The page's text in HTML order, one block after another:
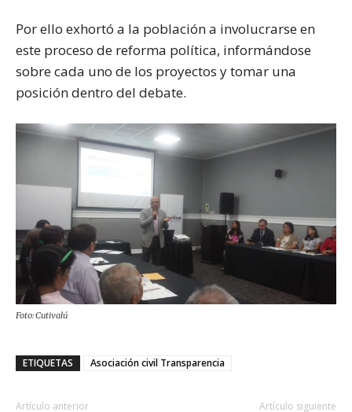
Por ello exhortó a la población a involucrarse en
este proceso de reforma política, informándose
sobre cada uno de los proyectos y tomar una
posición dentro del debate.
Foto: Cutivalú
ETIQUETAS Asociación civil Transparencia
Artículo anterior Artículo siguiente